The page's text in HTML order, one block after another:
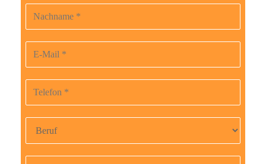
t
a
s
i
Nachname
E-Mail-Adresse
Telefonnummer
Beruf
Anzahl Gläubiger